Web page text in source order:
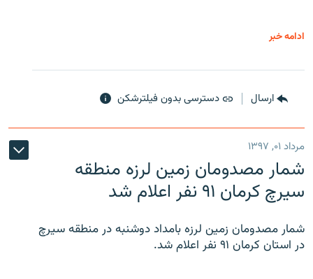
ادامه خبر
ارسال دسترسی بدون فیلترشکن
مرداد ۰۱, ۱۳۹۷
شمار مصدومان زمین لرزه منطقه
سیرچ کرمان ۹۱ نفر اعلام شد
شمار مصدومان زمین لرزه بامداد دوشنبه در منطقه سیرچ
در استان کرمان ۹۱ نفر اعلام شد.